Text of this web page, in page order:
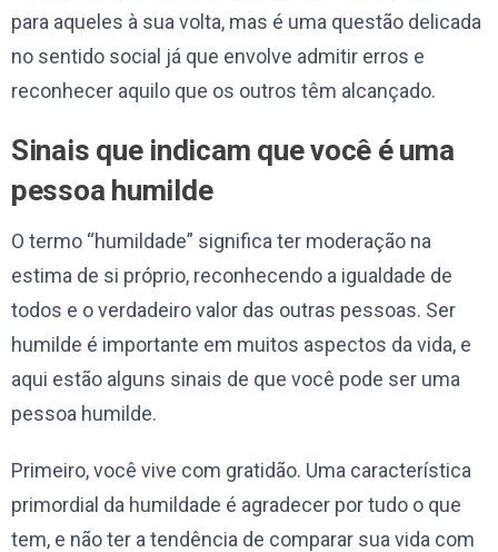
para aqueles à sua volta, mas é uma questão delicada
no sentido social já que envolve admitir erros e
reconhecer aquilo que os outros têm alcançado.
Sinais que indicam que você é uma
pessoa humilde
O termo “humildade” significa ter moderação na
estima de si próprio, reconhecendo a igualdade de
todos e o verdadeiro valor das outras pessoas. Ser
humilde é importante em muitos aspectos da vida, e
aqui estão alguns sinais de que você pode ser uma
pessoa humilde.
Primeiro, você vive com gratidão. Uma característica
primordial da humildade é agradecer por tudo o que
tem, e não ter a tendência de comparar sua vida com